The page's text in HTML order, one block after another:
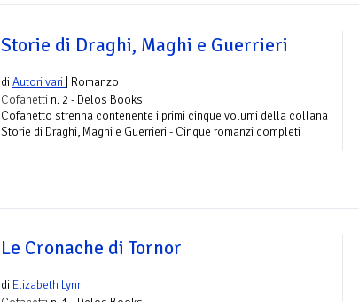
Storie di Draghi, Maghi e Guerrieri
diAutori vari | Romanzo
Cofanetti n. 2 - Delos Books
Cofanetto strenna contenente i primi cinque volumi della collana
Storie di Draghi, Maghi e Guerrieri - Cinque romanzi completi
Le Cronache di Tornor
di Elizabeth Lynn